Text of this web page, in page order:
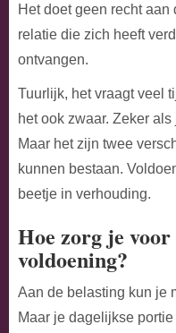
Het doet geen recht
relatie die zich heeft
ontvangen.
Tuurlijk, het vraagt veel
het ook zwaar. Zeker
Maar het zijn twee
kunnen bestaan.
beetje in verhouding.
Hoe zorg je
voldoening?
Aan de belasting kun je
Maar je dagelijkse